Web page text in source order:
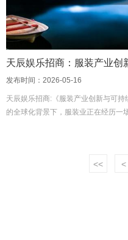
天辰娱乐招商：服装产业创
发布时间：2026-05-16
天辰娱乐招商:《服装产业创新与可
的全球化背景下，服装业正在经历一
<< <